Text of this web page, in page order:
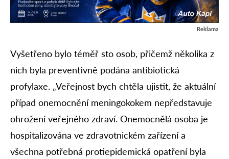
Reklama
Vyšetřeno bylo téměř sto osob, přičemž několika z
nich byla preventivně podána antibiotická
profylaxe. „Veřejnost bych chtěla ujistit, že aktuální
případ onemocnění meningokokem nepředstavuje
ohrožení veřejného zdraví. Onemocnělá osoba je
hospitalizována ve zdravotnickém zařízení a
všechna potřebná protiepidemická opatření byla